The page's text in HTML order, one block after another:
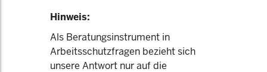
Hinweis:
Als Beratungsinstrument in
Arbeitsschutzfragen bezieht sich
unsere Antwort nur auf die